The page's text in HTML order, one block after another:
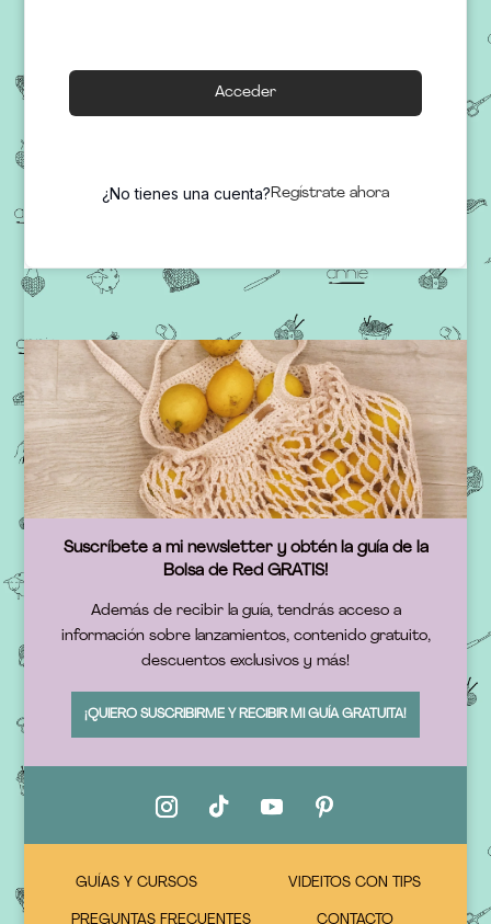
Acceder
¿No tienes una cuenta?Regístrate ahora
Suscríbete a mi newsletter y obtén la guía de la
Bolsa de Red GRATIS!
Además de recibir la guía, tendrás acceso a
información sobre lanzamientos, contenido gratuito,
descuentos exclusivos y más!
¡QUIERO SUSCRIBIRME Y RECIBIR MI GUÍA GRATUITA!
GUÍAS Y CURSOS VIDEITOS CON TIPS
PREGUNTAS FRECUENTES CONTACTO